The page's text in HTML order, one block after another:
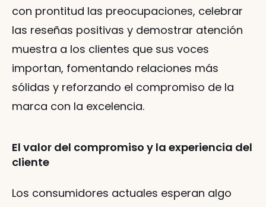
con prontitud las preocupaciones, celebrar
las reseñas positivas y demostrar atención
muestra a los clientes que sus voces
importan, fomentando relaciones más
sólidas y reforzando el compromiso de la
marca con la excelencia.
El valor del compromiso y la experiencia del
cliente‍
Los consumidores actuales esperan algo